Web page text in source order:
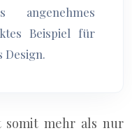
angenehmes
Beispiel für
Design.
somit mehr als nur